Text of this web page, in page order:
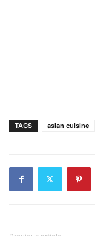
TAGS asian cuisine